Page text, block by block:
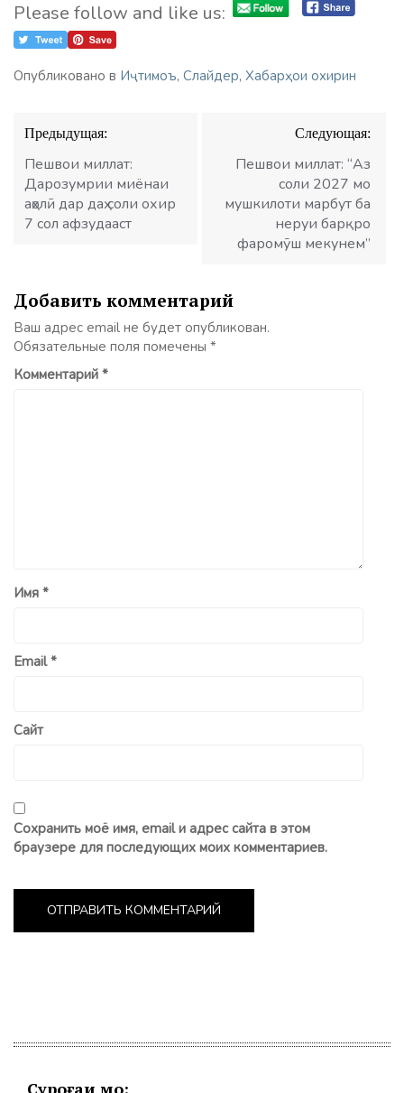
Please follow and like us:
Опубликовано в Иҷтимоъ, Слайдер, Хабарҳои охирин
Навигация
по
записям
Предыдущая:
Пешвои миллат:
Дарозумрии миёнаи
аҳолӣ дар даҳ соли охир
7 сол афзудааст
Следующая:
Пешвои миллат: “Аз
соли 2027 мо
мушкилоти марбут ба
неруи барқро
фаромӯш мекунем”
Добавить комментарий
Ваш адрес email не будет опубликован.
Обязательные поля помечены *
Комментарий *
Имя *
Email*
Сайт
Сохранить моё имя, email и адрес сайта в этом
браузере для последующих моих комментариев.
Суроғаи мо: